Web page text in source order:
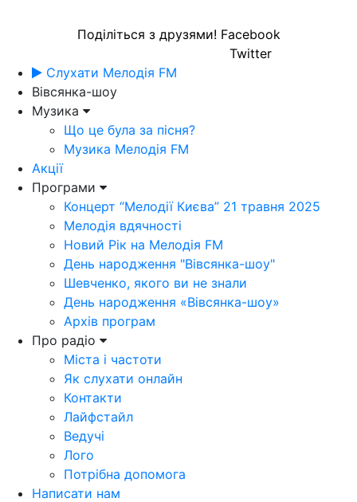
Поділіться з друзями! Facebook
Twitter
Слухати Мелодія FM
Вівсянка-шоу
Музика
Що це була за пісня?
Музика Мелодія FM
Акції
Програми
Концерт “Мелодії Києва” 21 травня 2025
Мелодія вдячності
Новий Рік на Мелодія FM
День народження "Вівсянка-шоу"
Шевченко, якого ви не знали
День народження «Вівсянка-шоу»
Архів програм
Про радіо
Міста і частоти
Як слухати онлайн
Контакти
Лайфстайл
Ведучі
Лого
Потрібна допомога
Написати нам